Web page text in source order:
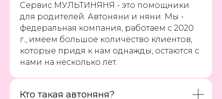
Сервис МУЛЬТИНЯНЯ - это помощники
для родителей. Автоняни и няни. Мы -
федеральная компания, работаем с 2020
г., имеем большое количество клиентов,
которые придя к нам однажды, остаются с
нами на несколько лет.
Кто такая автоняня?